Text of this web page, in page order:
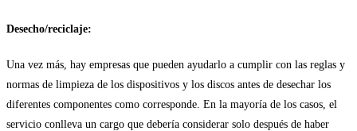
Desecho/reciclaje:
Una vez más, hay empresas que pueden ayudarlo a cumplir con las reglas y
normas de limpieza de los dispositivos y los discos antes de desechar los
diferentes componentes como corresponde. En la mayoría de los casos, el
servicio conlleva un cargo que debería considerar solo después de haber